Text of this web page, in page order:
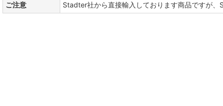
ご注意
Stadter社から直接輸入しております商品ですが